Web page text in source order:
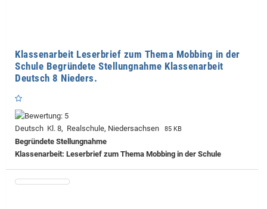
Klassenarbeit Leserbrief zum Thema Mobbing in der
Schule Begründete Stellungnahme Klassenarbeit
Deutsch 8 Nieders.
Deutsch Kl. 8, Realschule, Niedersachsen 85 KB
Begründete Stellungnahme
Klassenarbeit: Leserbrief zum Thema Mobbing in der Schule